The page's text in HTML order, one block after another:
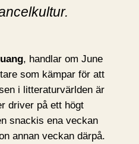
, handlar om June
som kämpar för att
i litteraturvärlden är
driver på ett högt
snackis ena veckan
annan veckan därpå.